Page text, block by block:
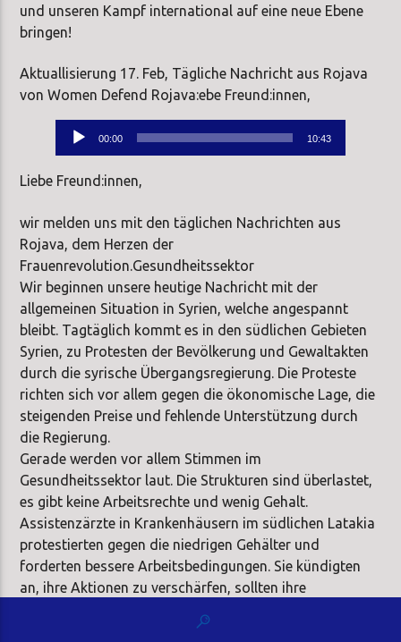
und unseren Kampf international auf eine neue Ebene
bringen!
Aktuallisierung 17. Feb, Tägliche Nachricht aus Rojava
von Women Defend Rojava:ebe Freund:innen,
Audio-
00:00 10:43
Liebe Freund:innen,
wir melden uns mit den täglichen Nachrichten aus
Rojava, dem Herzen der
Frauenrevolution.Gesundheitssektor
Wir beginnen unsere heutige Nachricht mit der
allgemeinen Situation in Syrien, welche angespannt
bleibt. Tagtäglich kommt es in den südlichen Gebieten
Syrien, zu Protesten der Bevölkerung und Gewaltakten
durch die syrische Übergangsregierung. Die Proteste
richten sich vor allem gegen die ökonomische Lage, die
steigenden Preise und fehlende Unterstützung durch
die Regierung.
Gerade werden vor allem Stimmen im
Gesundheitssektor laut. Die Strukturen sind überlastet,
es gibt keine Arbeitsrechte und wenig Gehalt.
Assistenzärzte in Krankenhäusern im südlichen Latakia
protestierten gegen die niedrigen Gehälter und
forderten bessere Arbeitsbedingungen. Sie kündigten
an, ihre Aktionen zu verschärfen, sollten ihre